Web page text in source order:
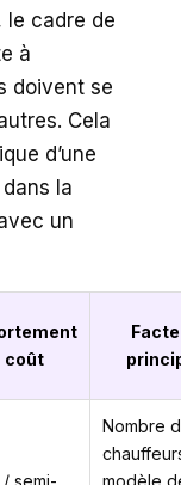
le cadre de
à
doivent se
Cela
d’une
la
un
coût
semi-
Nombre
modèle